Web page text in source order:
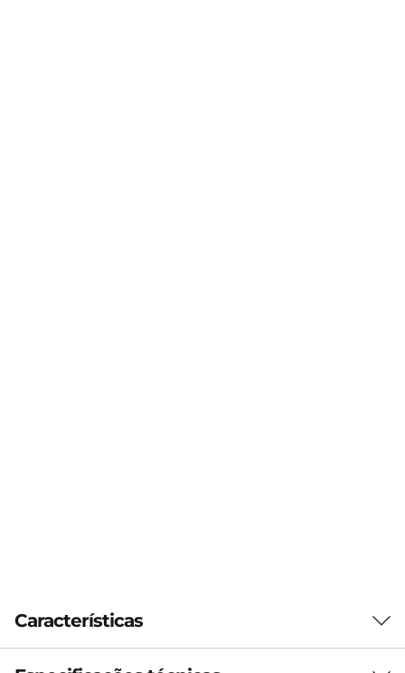
Características